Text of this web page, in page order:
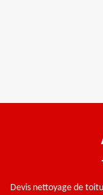
Devis nettoyage de